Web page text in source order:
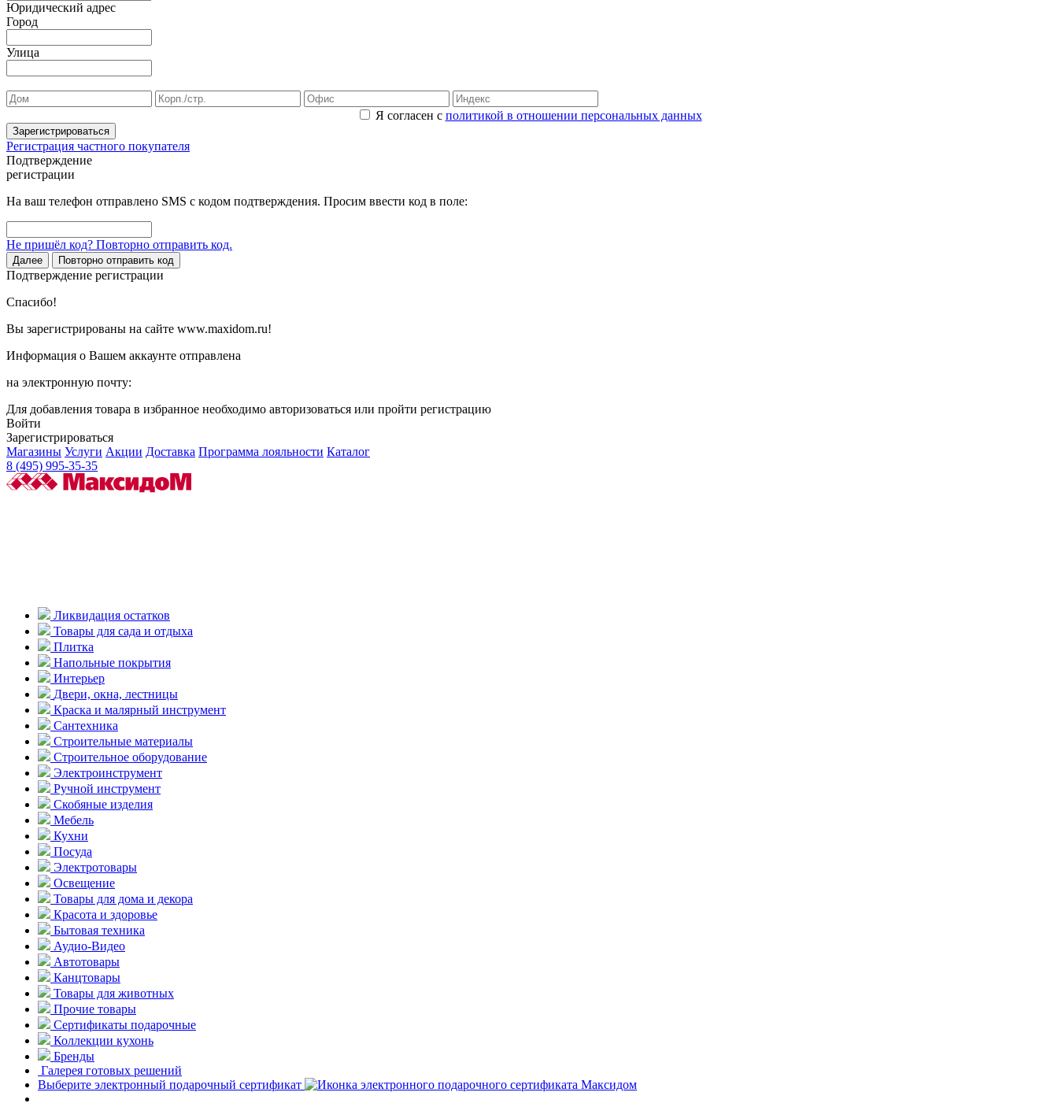
Юридический адрес
Город
Улица
Я согласен с политикой в отношении персональных данных
Зарегистрироваться
Регистрация частного покупателя
Подтверждение
регистрации
На ваш телефон отправлено SMS с кодом подтверждения. Просим ввести код в поле:
Не пришёл код? Повторно отправить код.
Далее Повторно отправить код
Подтверждение регистрации
Спасибо!
Вы зарегистрированы на сайте www.maxidom.ru!
Информация о Вашем аккаунте отправлена
на электронную почту:
Для добавления товара в избранное необходимо авторизоваться или пройти регистрацию
Войти
Зарегистрироваться
Магазины Услуги Акции Доставка Программа лояльности Каталог
8 (495) 995-35-35
Ликвидация остатков
Товары для сада и отдыха
Плитка
Напольные покрытия
Интерьер
Двери, окна, лестницы
Краска и малярный инструмент
Сантехника
Строительные материалы
Строительное оборудование
Электроинструмент
Ручной инструмент
Скобяные изделия
Мебель
Кухни
Посуда
Электротовары
Освещение
Товары для дома и декора
Красота и здоровье
Бытовая техника
Аудио-Видео
Автотовары
Канцтовары
Товары для животных
Прочие товары
Сертификаты подарочные
Коллекции кухонь
Бренды
Галерея готовых решений
Выберите электронный подарочный сертификат